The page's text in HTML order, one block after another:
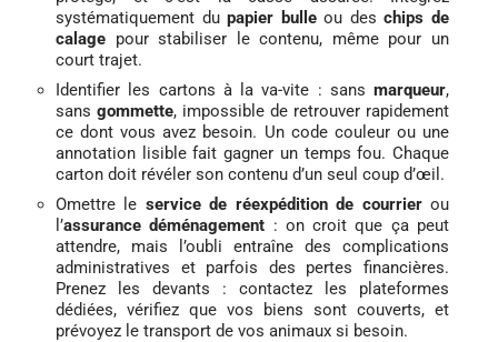
systématiquement dupapier bulleou deschips de
calage pour stabiliser le contenu, même pour un
court trajet.
Identifier les cartons à la va-vite : sans marqueur,
sans gommette, impossible de retrouver rapidement
ce dont vous avez besoin. Un code couleur ou une
annotation lisible fait gagner un temps fou. Chaque
carton doit révéler son contenu d’un seul coup d’œil.
Omettre le service de réexpédition de courrierou
l’assurance déménagement : on croit que ça peut
attendre, mais l’oubli entraîne des complications
administratives et parfois des pertes financières.
Prenez les devants : contactez les plateformes
dédiées, vérifiez que vos biens sont couverts, et
prévoyez le transport de vos animaux si besoin.